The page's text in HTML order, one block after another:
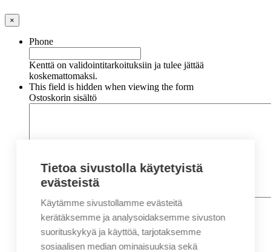
×
Phone
Kenttä on validointitarkoituksiin ja tulee jättää
koskemattomaksi.
This field is hidden when viewing the form
Ostoskorin sisältö
Nimi*
Etunimi
Sukunimi
Tietoa sivustolla käytetyistä
evästeistä
Käytämme sivustollamme evästeitä
kerätäksemme ja analysoidaksemme sivuston
suorituskykyä ja käyttöä, tarjotaksemme
sosiaalisen median ominaisuuksia sekä